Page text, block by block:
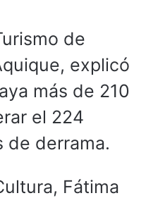
de
explicó
más de 210
el 224
de derrama.
Fátima